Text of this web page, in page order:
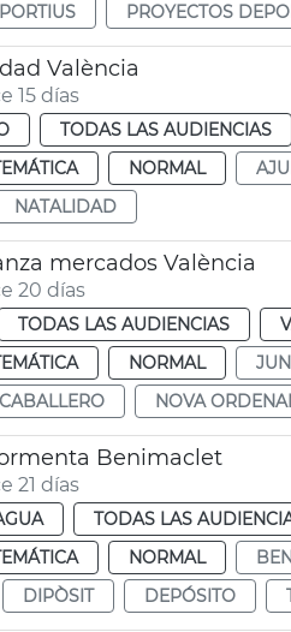
PROYECTOS
València
15 días
TODAS LAS AUDIENCIAS
NORMAL
NATALIDAD
mercados València
20 días
TODAS LAS AUDIENCIAS
NORMAL
NOVA
Benimaclet
21 días
TODAS LAS
NORMAL
DIPÒSIT DEPÓSITO